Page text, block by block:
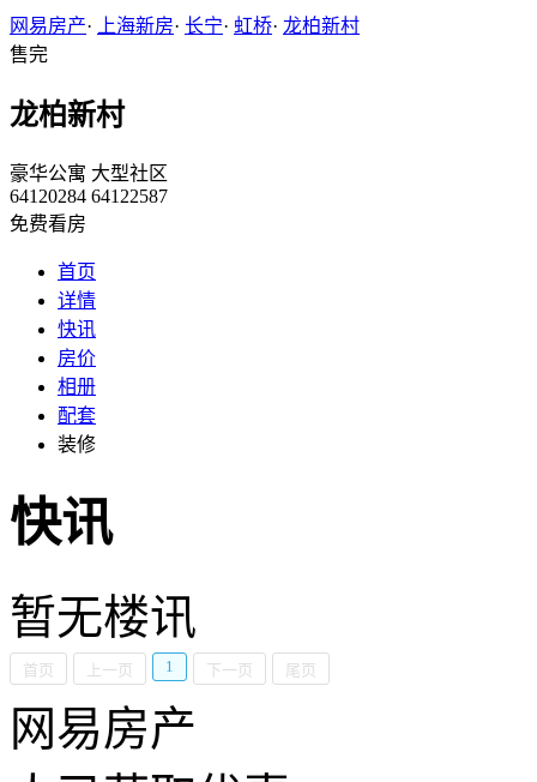
网易房产· 上海新房· 长宁· 虹桥· 龙柏新村
售完
龙柏新村
豪华公寓 大型社区
64120284 64122587
免费看房
首页
详情
快讯
房价
相册
配套
装修
快讯
暂无楼讯
首页 上一页 1 下一页 尾页
网易房产